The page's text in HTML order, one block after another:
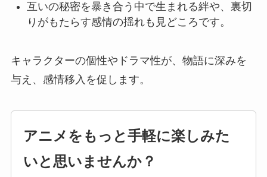
互いの秘密を暴き合う中で生まれる絆や、裏切
りがもたらす感情の揺れも見どころです。
キャラクターの個性やドラマ性が、物語に深みを
与え、感情移入を促します。
アニメをもっと手軽に楽しみた
いと思いませんか？